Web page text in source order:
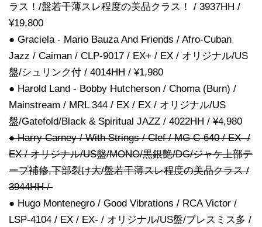
ラス！/盤若干薄スレ程度の美品クラス！ / 3937HH /
¥19,800
● Graciela - Mario Bauza And Friends / Afro-Cuban
Jazz / Caiman / CLP-9017 / EX+ / EX / オリジナル/US
盤/シュリンク付 / 4014HH / ¥1,980
● Harold Land - Bobby Hutcherson / Choma (Burn) /
Mainstream / MRL 344 / EX / EX / オリジナル/US
盤/Gatefold/Black & Spiritual JAZZ / 4022HH / ¥4,980
● Harry Carney / With Strings / Clef / MG C-640 / EX- /
EX / オリジナル/US盤/MONO/黒銀艶/DG/ジャケ上部テ
ープ補修,下部裂け大/盤若干薄スレ程度の美品クラス /
3944HH /
● Hugo Montenegro / Good Vibrations / RCA Victor /
LSP-4104 / EX / EX- / オリジナル/US盤/プレスミス多 /